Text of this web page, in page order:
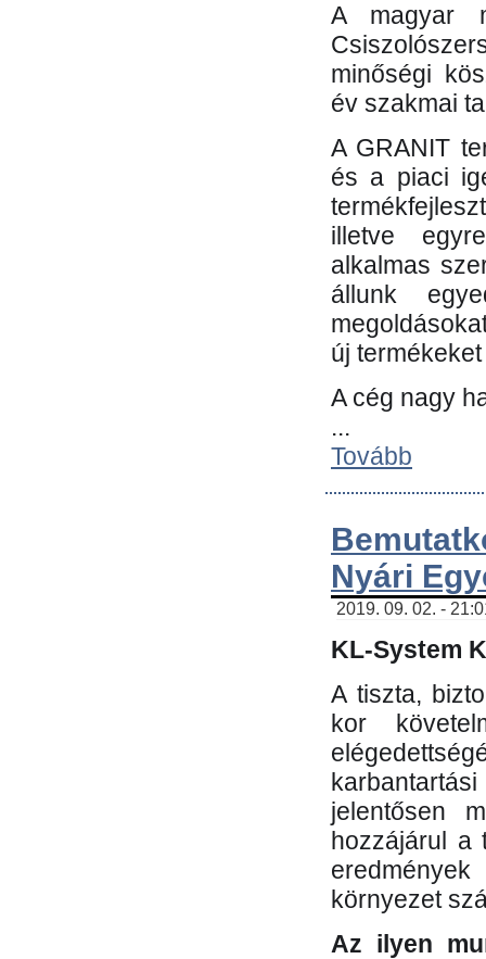
A magyar
minőségi
év szakmai
A GRANIT
és a piaci
illetve
alkalmas
állunk
új
A cég nagy
...
Tovább
Nyári
2019. 09. 02. -
KL-System
A tiszta,
kor
jelentősen
hozzájárul a
környezet
Az ilyen